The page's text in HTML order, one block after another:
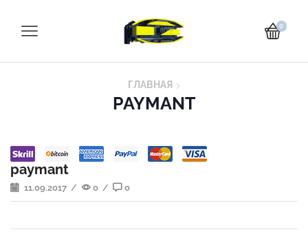
0
ГЛАВНАЯ
PAYMANT
paymant
11.09.2017 / 0 / 0